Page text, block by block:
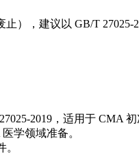
止），建议以 GB/T
2019，适用于 CMA 初
学领域准备。